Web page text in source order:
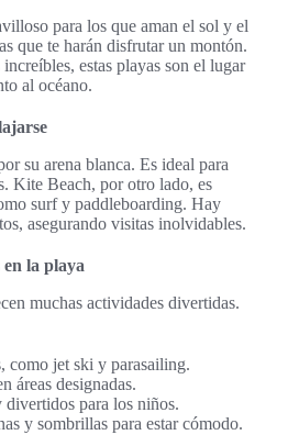
para los que aman el sol y el
que te harán disfrutar un montón.
estas playas son el lugar
al océano.
su arena blanca. Es ideal para
Kite Beach, por otro lado, es
surf y paddleboarding. Hay
asegurando visitas inolvidables.
la playa
muchas actividades divertidas.
como jet ski y parasailing.
áreas designadas.
divertidos para los niños.
y sombrillas para estar cómodo.